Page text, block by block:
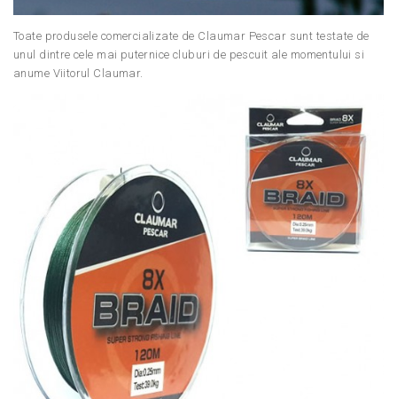
Toate produsele comercializate de Claumar Pescar sunt testate de
unul dintre cele mai puternice cluburi de pescuit ale momentului si
anume Viitorul Claumar.